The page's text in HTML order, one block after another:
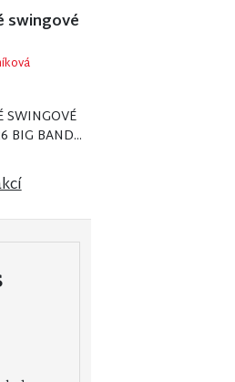
swingové
SWINGOVÉ
BIG BAND...